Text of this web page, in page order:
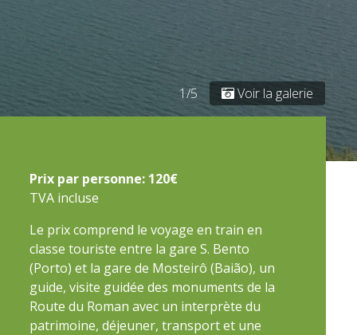
1/5 Voir la galerie
Prix ​​par personne: 120€
TVA incluse
Le prix comprend le voyage en train en
classe touriste entre la gare S. Bento
(Porto) et la gare de Mosteirô (Baião), un
guide, visite guidée des monuments de la
Route du Roman avec un interprète du
patrimoine, déjeuner, transport et une